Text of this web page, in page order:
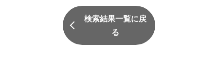
検索結果一覧に戻
る